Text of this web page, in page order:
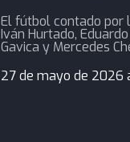
El fútbol contado por
Iván Hurtado,
Gavica y Mercedes
27 de mayo de 2026